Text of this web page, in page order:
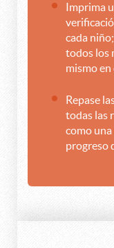
Imprima
cada
todos los
mismo en
Repase
todas las
como
progreso